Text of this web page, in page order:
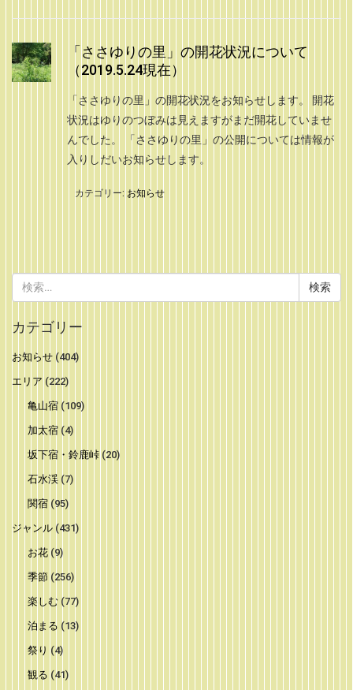
「ささゆりの里」の開花状況について
（2019.5.24現在）
「ささゆりの里」の開花状況をお知らせします。 開花
状況はゆりのつぼみは見えますがまだ開花していませ
んでした。 「ささゆりの里」の公開については情報が
入りしだいお知らせします。
カテゴリー: お知らせ
索:
カテゴリー
お知らせ (404)
エリア (222)
亀山宿(109)
加太宿(4)
坂下宿・鈴鹿峠(20)
石水渓(7)
関宿(95)
ジャンル (431)
お花(9)
季節 (256)
楽しむ (77)
泊まる (13)
祭り (4)
観る (41)